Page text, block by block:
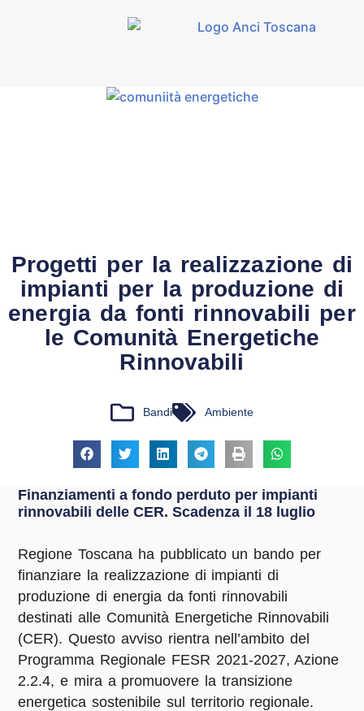
Progetti per la realizzazione di
impianti per la produzione di
energia da fonti rinnovabili per
le Comunità Energetiche
Rinnovabili
Bandi Ambiente
Finanziamenti a fondo perduto per impianti
rinnovabili delle CER. Scadenza il 18 luglio
Regione Toscana ha pubblicato un bando per
finanziare la realizzazione di impianti di
produzione di energia da fonti rinnovabili
destinati alle Comunità Energetiche Rinnovabili
(CER). Questo avviso rientra nell’ambito del
Programma Regionale FESR 2021-2027, Azione
2.2.4, e mira a promuovere la transizione
energetica sostenibile sul territorio regionale. ​